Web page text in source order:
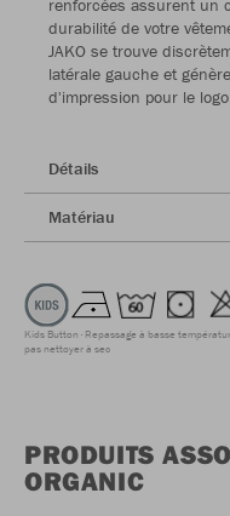
renforcées assurent un
durabilité de votre
JAKO se trouve
latérale gauche et
d'impression pour le
Détails
Matériau
Kids Button Repassage à basse
pas nettoyer à sec
PRODUITS
ORGANIC